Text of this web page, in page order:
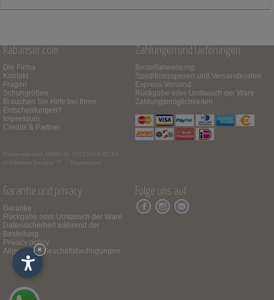
Rabanser.com
Die Firma
Kontakt
Fragen
Schuhgrößen
Brauchen Sie Hilfe bei Ihren
Entscheidungen?
Impressum
Credits & Partner
Rabanser.com
MWSt.Nr. IT01391430210
© Internet Service ™ -
Impressum
Zahlungen und Lieferungen
Bestellanweisung
Speditionsspesen und Versandkosten
Express Versand
Rückgabe oder Umtausch der Ware
Zahlungsmöglichkeiten
Garantie und privacy
Garantie
Rückgabe oder Umtausch der Ware
Datensicherheit während der
Bestellung
Privacy policy
Allgemeine Geschäftsbedingungen
Folge uns auf
×